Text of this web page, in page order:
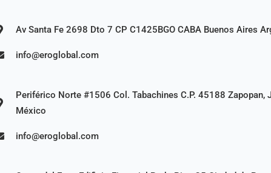
Av Santa Fe 2698 Dto 7 CP C1425BGO CABA Buenos Aires
info@eroglobal.com
Periférico Norte #1506 Col. Tabachines C.P. 45188 Zapopan,
México
info@eroglobal.com